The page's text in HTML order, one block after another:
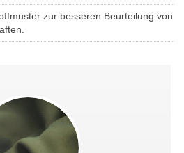
zur besseren Beurteilung von